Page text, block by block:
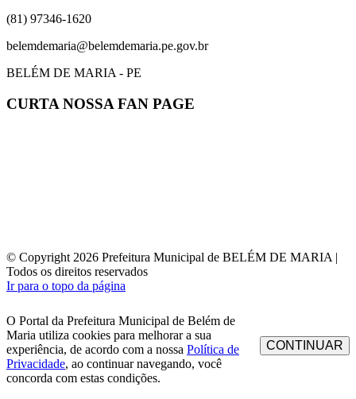
(81) 97346-1620
belemdemaria@belemdemaria.pe.gov.br
BELÉM DE MARIA - PE
CURTA NOSSA FAN PAGE
© Copyright 2026 Prefeitura Municipal de BELÉM DE MARIA |
Todos os direitos reservados
Ir para o topo da página
O Portal da Prefeitura Municipal de Belém de
Maria utiliza cookies para melhorar a sua
experiência, de acordo com a nossa Política de
Privacidade, ao continuar navegando, você
concorda com estas condições.
CONTINUAR